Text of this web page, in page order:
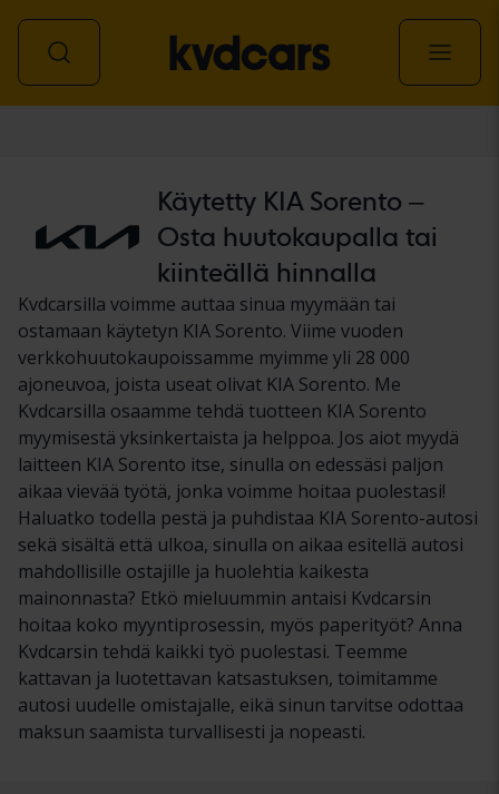
Käytetty KIA Sorento –
Osta huutokaupalla tai
kiinteällä hinnalla
Kvdcarsilla voimme auttaa sinua myymään tai
ostamaan käytetyn KIA Sorento. Viime vuoden
verkkohuutokaupoissamme myimme yli 28 000
ajoneuvoa, joista useat olivat KIA Sorento. Me
Kvdcarsilla osaamme tehdä tuotteen KIA Sorento
myymisestä yksinkertaista ja helppoa. Jos aiot myydä
laitteen KIA Sorento itse, sinulla on edessäsi paljon
aikaa vievää työtä, jonka voimme hoitaa puolestasi!
Haluatko todella pestä ja puhdistaa KIA Sorento-autosi
sekä sisältä että ulkoa, sinulla on aikaa esitellä autosi
mahdollisille ostajille ja huolehtia kaikesta
mainonnasta? Etkö mieluummin antaisi Kvdcarsin
hoitaa koko myyntiprosessin, myös paperityöt? Anna
Kvdcarsin tehdä kaikki työ puolestasi. Teemme
kattavan ja luotettavan katsastuksen, toimitamme
autosi uudelle omistajalle, eikä sinun tarvitse odottaa
maksun saamista turvallisesti ja nopeasti.